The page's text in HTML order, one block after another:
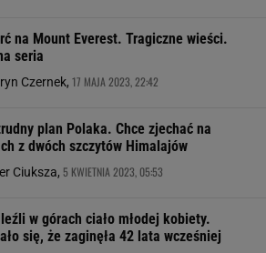
na Mount Everest. Tragiczne wieści.
seria
Czernek, 17 MAJA 2023, 22:42
plan Polaka. Chce zjechać na
z dwóch szczytów Himalajów
Ciuksza, 5 KWIETNIA 2023, 05:53
w górach ciało młodej kobiety.
się, że zaginęła 42 lata wcześniej